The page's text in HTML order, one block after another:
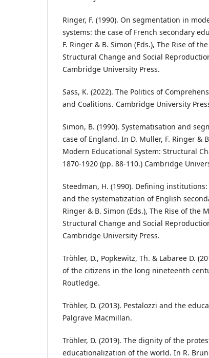
Ringer, F. (1990). On segmentation in
systems: the case of French secondary
F. Ringer & B. Simon (Eds.), The Rise of
Structural Change and Social
Cambridge University Press.
Sass, K. (2022). The Politics of
and Coalitions. Cambridge University
Simon, B. (1990). Systematisation and
case of England. In D. Muller, F. Ringer &
Modern Educational System: Structural
1870-1920 (pp. 88-110.) Cambridge
Steedman, H. (1990). Defining
and the systematization of English
Ringer & B. Simon (Eds.), The Rise of the
Structural Change and Social
Cambridge University Press.
Tröhler, D., Popkewitz, Th. & Labaree D.
of the citizens in the long nineteenth
Routledge.
Tröhler, D. (2013). Pestalozzi and the
Palgrave Macmillan.
Tröhler, D. (2019). The dignity of the
educationalization of the world. In R.